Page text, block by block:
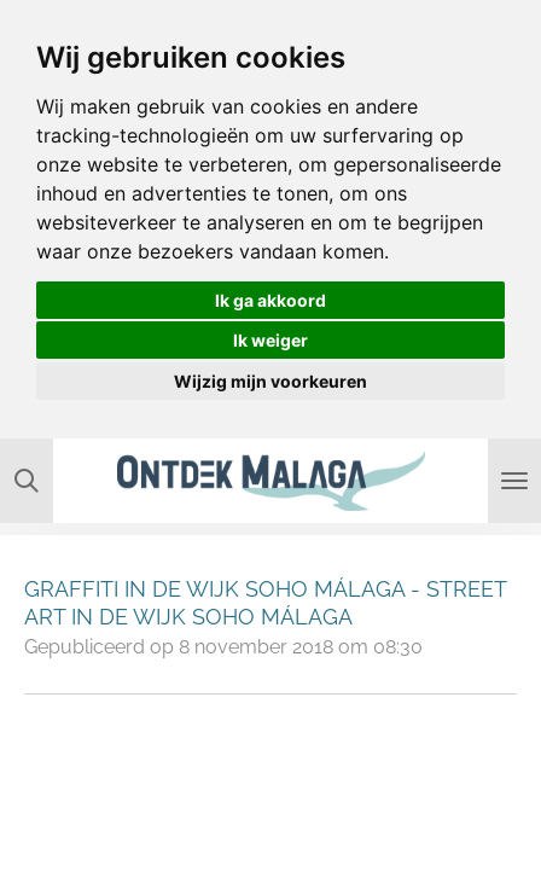
Wij gebruiken cookies
Wij maken gebruik van cookies en andere
tracking-technologieën om uw surfervaring op
onze website te verbeteren, om gepersonaliseerde
inhoud en advertenties te tonen, om ons
websiteverkeer te analyseren en om te begrijpen
waar onze bezoekers vandaan komen.
Ik ga akkoord
Ik weiger
Wijzig mijn voorkeuren
direct
hoofdinhoud
GRAFFITI IN DE WIJK SOHO MÁLAGA - STREET
ART IN DE WIJK SOHO MÁLAGA
Gepubliceerd op 8 november 2018 om 08:30